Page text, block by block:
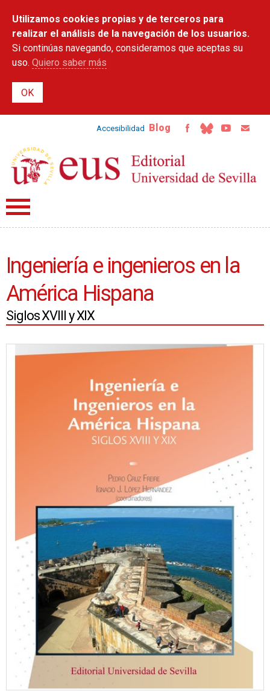
contenido
principal
Utilizamos cookies propias y de terceros para
realizar el análisis de la navegación de los usuarios.
Si continúas navegando, consideramos que aceptas su
uso. Quiero saber más
Accesibilidad Blog
Ingeniería e ingenieros en la
América Hispana
Siglos XVIII y XIX